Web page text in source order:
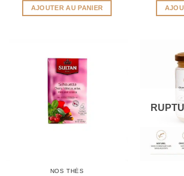
AJOUTER AU PANIER
NOS THÉS